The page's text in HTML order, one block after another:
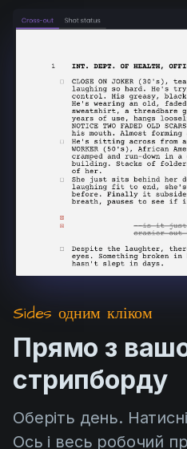
Pre-production
Product updates
Production
Scheduling
Screenwriting
Script breakdown
Script coverage
Storyboards
Templates
VFX
Vertical Drama
Sides одним кліком
Прямо з
стрипборду
Оберіть день.
Ось і весь робочий